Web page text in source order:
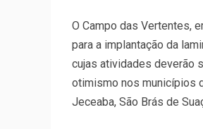
O Campo das Vertentes,
para a implantação da
cujas atividades deverão
otimismo nos municípios
Jeceaba, São Brás de